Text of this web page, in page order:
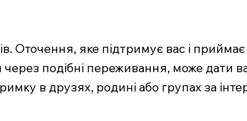
Оточення, яке підтримує вас і
подібні переживання, може дати
в друзях, родині або групах за